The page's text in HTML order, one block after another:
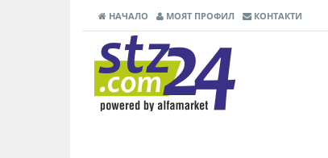
НАЧАЛО МОЯТ ПРОФИЛ КОНТАКТИ